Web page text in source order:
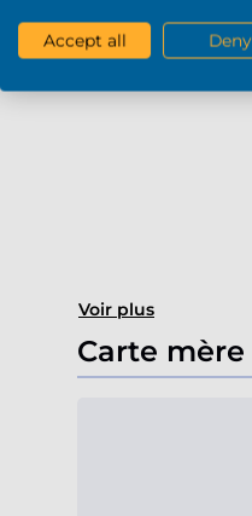
Voir plus
Carte mère
Accept all Deny